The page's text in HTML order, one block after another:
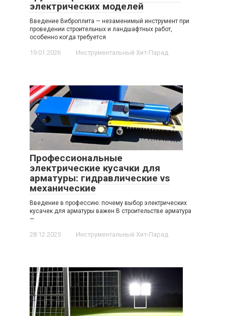
электрических моделей
Введение Виброплита — незаменимый инструмент при
проведении строительных и ландшафтных работ,
особенно когда требуется
19.01.2026 Инструментальный Хит-Парад
Профессиональные
электрические кусачки для
арматуры: гидравлические vs
механические
Введение в профессию: почему выбор электрических
кусачек для арматуры важен В строительстве арматура
—
28.12.2025 Инструментальный Хит-Парад